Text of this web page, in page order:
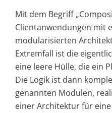
Mit dem Begriff
Clientanwendungen mit
modularisierten
Extremfall ist die
eine leere Hülle, die ein
Die Logik ist dann
genannten Modulen,
einer Architektur für